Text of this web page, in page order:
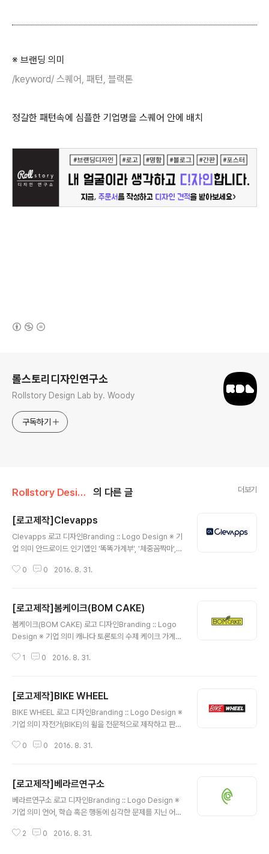
※ 브랜딩 의미
/keyword/ 스퀘어, 패턴, 블랙톤
정갈한 패턴속에 심플한 기업명을 스퀘어 안에 배치
롤스토리디자인연구소
Rollstory Design Lab by. Woody
구독하기
Rollstory Design/8月 - August 의 다른 글 더보기
[로고제작]Clevapps
Clevapps 로고 디자인Branding :: Logo Design ※ 기
업 의미 안드로이드 인기앱인 '똑똑가계부', '체중꼼짝마',
(Clevapps) 입니다. ※ 브랜딩 의미/keyword/ 고급스러
던 Clevapps사의 의뢰자분께서 추가적으로 요청하셨던
회사 로고 입니다. Clevapps의 'C'와 'A'를 본따서 정숙
함이 느껴지는 진한 파랑색의 아이콘 틀안에 배치하여 독
로고를 디자인 하였습니다. ■ 롤스토리에서 아이콘 디자
0 0 2016. 8. 31.
[로고제작]봄케이크(BOM CAKE)
봄케이크(BOM CAKE) 로고 디자인Branding :: Logo
Design ※ 기업 의미 캐나다 토론토의 수제 케이크 가게
심플함, 신선한 '봄'이라는 가게의 특성에 맞게 심플한 '나
후, 카드(명함) 및 패키지 디자인까지 같이 의뢰해 주셨습
니다.
1 0 2016. 8. 31.
[로고제작]BIKE WHEEL
BIKE WHEEL 로고 디자인Branding :: Logo Design ※
기업 의미 자전거(BIKE)의 휠을 전문적으로 제작하고 판매
형테두리, 자유로움, 고급스러움 사각형 테두리안에 디자
태의 텍스트로 조합하여 디자인을 완성하였습니다.
0 0 2016. 8. 31.
[로고제작]베라르연구소
베라르연구소 로고 디자인Branding :: Logo Design ※
기업 의미 언어, 학습 혹은 행동에 심각한 문제를 지닌 어린
다른 청각을 지니고 있음을 확인할 수 있습니다. 그 어린이
2 0 2016. 8. 31.